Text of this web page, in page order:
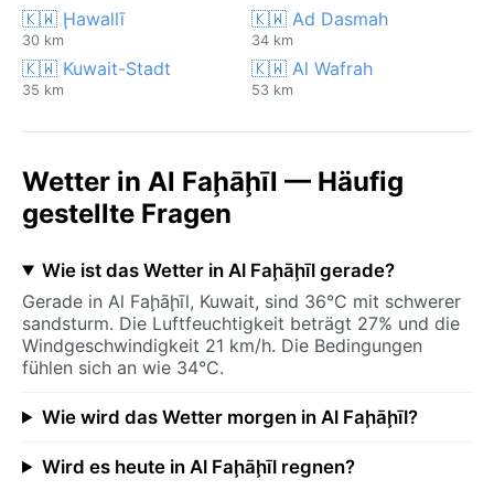
🇰🇼 Ḩawallī
30 km
🇰🇼 Ad Dasmah
34 km
🇰🇼 Kuwait-Stadt
35 km
🇰🇼 Al Wafrah
53 km
Wetter in Al Faḩāḩīl — Häufig
gestellte Fragen
Wie ist das Wetter in Al Faḩāḩīl gerade?
Gerade in Al Faḩāḩīl, Kuwait, sind 36°C mit schwerer
sandsturm. Die Luftfeuchtigkeit beträgt 27% und die
Windgeschwindigkeit 21 km/h. Die Bedingungen
fühlen sich an wie 34°C.
Wie wird das Wetter morgen in Al Faḩāḩīl?
Wird es heute in Al Faḩāḩīl regnen?